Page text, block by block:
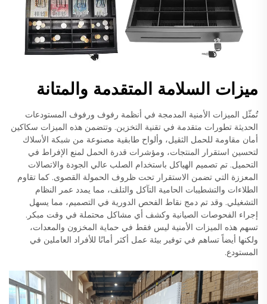
ميزات السلامة المتقدمة والمتانة
تُمثّل الميزات الأمنية المدمجة في أنظمة رفوف ورفوف المستودعات
الحديثة تطورات متقدمة في تقنية التخزين. وتتضمن هذه الميزات سكاكين
أمان مقاومة للحمل الثقيل، وألواح طابقية مصنوعة من شبكة الأسلاك
لتحسين استقرار المنتجات، ومؤشرات قدرة الحمل لمنع الإفراط في
التحميل. تم تصميم الهياكل باستخدام الصلب عالي الجودة والاتصالات
المعززة التي تضمن الاستقرار تحت ظروف الحمولة القصوى. كما تقاوم
الطلاءات والتشطيبات الحامية التآكل والتلف، مما يمدد عمر النظام
التشغيلي. وقد تم دمج نقاط الفحص الدورية في التصميم، مما يسهل
إجراء الفحوصات الصيانية وكشف أي مشاكل محتملة في وقت مبكر.
تسهم هذه الميزات الأمنية ليس فقط في حماية المخزون والمعدات،
ولكنها أيضاً تساهم في توفير بيئة عمل أكثر أمانًا للأفراد العاملين في
المستودع.